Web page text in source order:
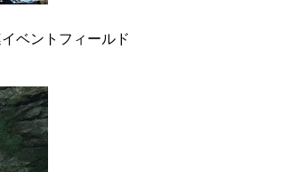
ベントフィールド